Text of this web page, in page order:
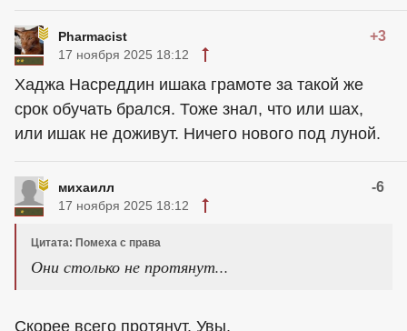
Pharmacist +3
17 ноября 2025 18:12
Хаджа Насреддин ишака грамоте за такой же
срок обучать брался. Тоже знал, что или шах,
или ишак не доживут. Ничего нового под луной.
михаилл -6
17 ноября 2025 18:12
Цитата: Помеха с права
Они столько не протянут...
Скорее всего протянут. Увы.